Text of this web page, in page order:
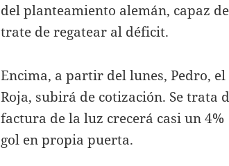
del planteamiento alemán, capaz
trate de regatear al déficit.
Encima, a partir del lunes, Pedro,
Roja, subirá de cotización. Se trata
factura de la luz crecerá casi un
gol en propia puerta.